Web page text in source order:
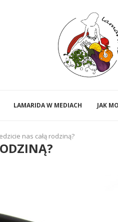
LAMARIDA W MEDIACH JAK
nas całą rodziną?